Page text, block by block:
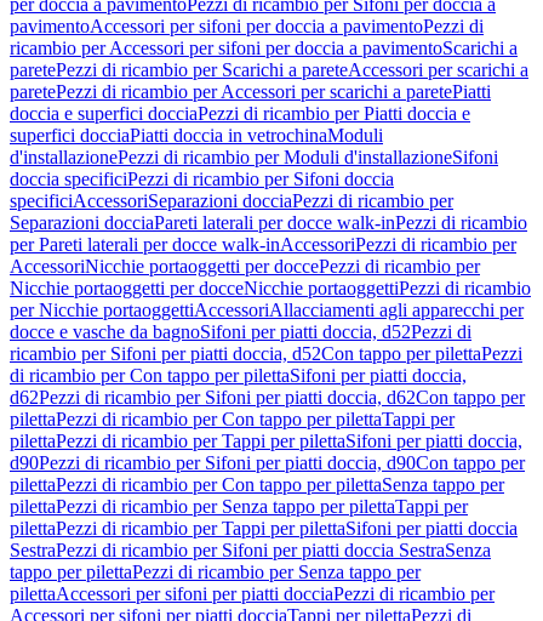
per doccia a pavimentoPezzi di ricambio per Sifoni per doccia a
pavimentoAccessori per sifoni per doccia a pavimentoPezzi di
ricambio per Accessori per sifoni per doccia a pavimentoScarichi a
paretePezzi di ricambio per Scarichi a pareteAccessori per scarichi a
paretePezzi di ricambio per Accessori per scarichi a paretePiatti
doccia e superfici docciaPezzi di ricambio per Piatti doccia e
superfici docciaPiatti doccia in vetrochinaModuli
d'installazionePezzi di ricambio per Moduli d'installazioneSifoni
doccia specificiPezzi di ricambio per Sifoni doccia
specificiAccessoriSeparazioni docciaPezzi di ricambio per
Separazioni docciaPareti laterali per docce walk-inPezzi di ricambio
per Pareti laterali per docce walk-inAccessoriPezzi di ricambio per
AccessoriNicchie portaoggetti per doccePezzi di ricambio per
Nicchie portaoggetti per docceNicchie portaoggettiPezzi di ricambio
per Nicchie portaoggettiAccessoriAllacciamenti agli apparecchi per
docce e vasche da bagnoSifoni per piatti doccia, d52Pezzi di
ricambio per Sifoni per piatti doccia, d52Con tappo per pilettaPezzi
di ricambio per Con tappo per pilettaSifoni per piatti doccia,
d62Pezzi di ricambio per Sifoni per piatti doccia, d62Con tappo per
pilettaPezzi di ricambio per Con tappo per pilettaTappi per
pilettaPezzi di ricambio per Tappi per pilettaSifoni per piatti doccia,
d90Pezzi di ricambio per Sifoni per piatti doccia, d90Con tappo per
pilettaPezzi di ricambio per Con tappo per pilettaSenza tappo per
pilettaPezzi di ricambio per Senza tappo per pilettaTappi per
pilettaPezzi di ricambio per Tappi per pilettaSifoni per piatti doccia
SestraPezzi di ricambio per Sifoni per piatti doccia SestraSenza
tappo per pilettaPezzi di ricambio per Senza tappo per
pilettaAccessori per sifoni per piatti docciaPezzi di ricambio per
Accessori per sifoni per piatti docciaTappi per pilettaPezzi di